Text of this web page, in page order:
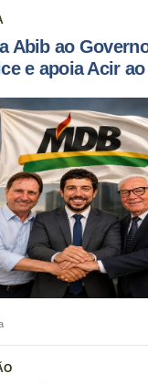
Abib ao
e apoia Acir ao